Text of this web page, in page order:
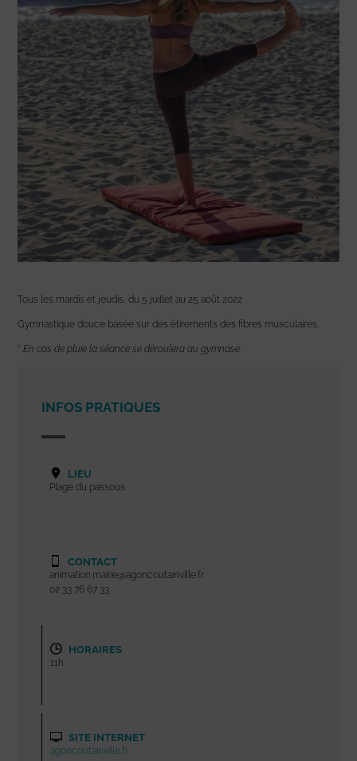
Tous les mardis et jeudis, du 5 juillet au 25 août 2022
Gymnastique douce basée sur des étirements des fibres musculaires.
* En cas de pluie la séance se déroulera au gymnase.
INFOS PRATIQUES
LIEU
Plage du passous
CONTACT
animation.mairie@agoncoutainville.fr
02 33 76 67 33
HORAIRES
11h
SITE INTERNET
agoncoutainville.fr